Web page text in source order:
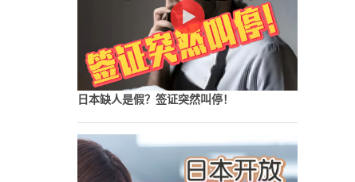
日本缺人是假？签证突然叫停！